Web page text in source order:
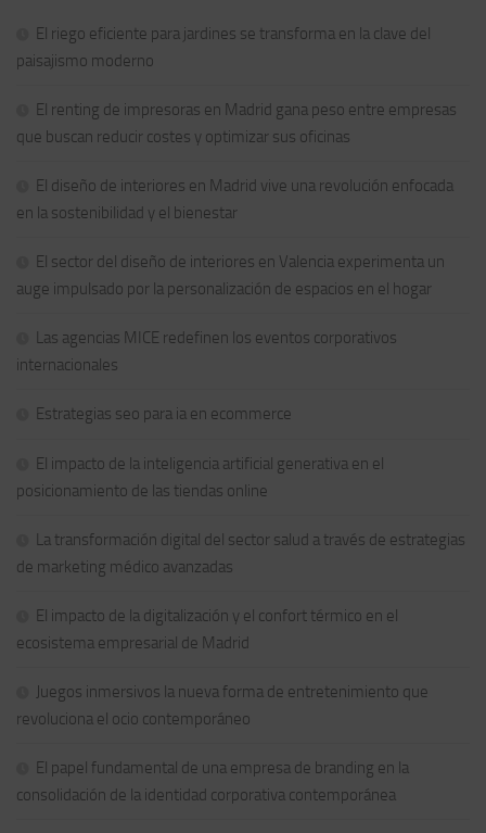
El riego eficiente para jardines se transforma en la clave del
paisajismo moderno
El renting de impresoras en Madrid gana peso entre empresas
que buscan reducir costes y optimizar sus oficinas
El diseño de interiores en Madrid vive una revolución enfocada
en la sostenibilidad y el bienestar
El sector del diseño de interiores en Valencia experimenta un
auge impulsado por la personalización de espacios en el hogar
Las agencias MICE redefinen los eventos corporativos
internacionales
Estrategias seo para ia en ecommerce
El impacto de la inteligencia artificial generativa en el
posicionamiento de las tiendas online
La transformación digital del sector salud a través de estrategias
de marketing médico avanzadas
El impacto de la digitalización y el confort térmico en el
ecosistema empresarial de Madrid
Juegos inmersivos la nueva forma de entretenimiento que
revoluciona el ocio contemporáneo
El papel fundamental de una empresa de branding en la
consolidación de la identidad corporativa contemporánea